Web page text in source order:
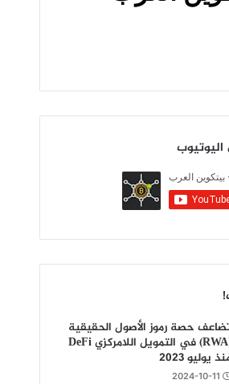
اليوتيوب
حصة رموز الأصول الحقيقية
(RWA) في التمويل اللامركزي DeFi
يوليو 2023
2024-10-11